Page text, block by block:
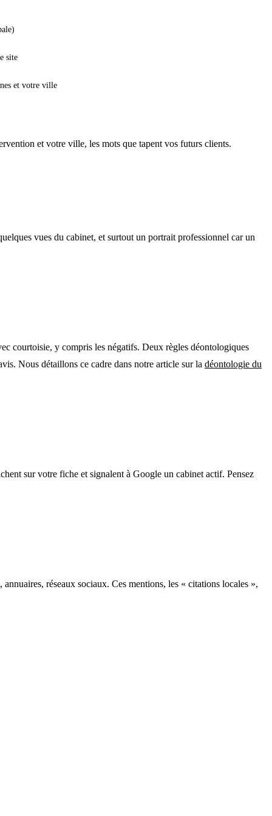
site
et votre ville
et votre ville, les mots que tapent vos futurs clients.
vues du cabinet, et surtout un portrait professionnel car un
courtoisie, y compris les négatifs. Deux règles déontologiques
Nous détaillons ce cadre dans notre article sur la déontologie du
sur votre fiche et signalent à Google un cabinet actif. Pensez
réseaux sociaux. Ces mentions, les « citations locales »,